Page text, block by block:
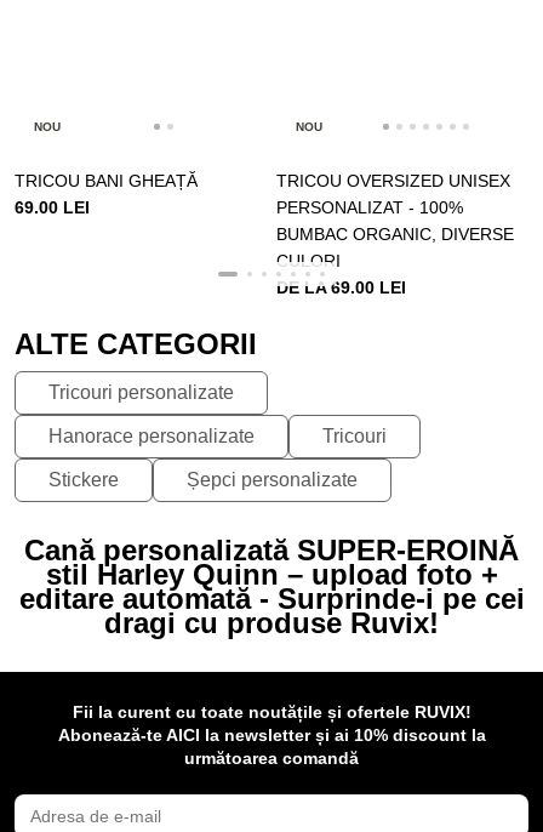
NOU
TRICOU BANI GHEAȚĂ
69.00 LEI
NOU
TRICOU OVERSIZED UNISEX
PERSONALIZAT - 100%
BUMBAC ORGANIC, DIVERSE
CULORI
DE LA 69.00 LEI
ALTE CATEGORII
Tricouri personalizate
Hanorace personalizate Tricouri
Stickere Șepci personalizate
Cană personalizată SUPER-EROINĂ
stil Harley Quinn – upload foto +
editare automată - Surprinde-i pe cei
dragi cu produse Ruvix!
Fii la curent cu toate noutățile și ofertele RUVIX!
Abonează-te AICI la newsletter și ai 10% discount la
următoarea comandă